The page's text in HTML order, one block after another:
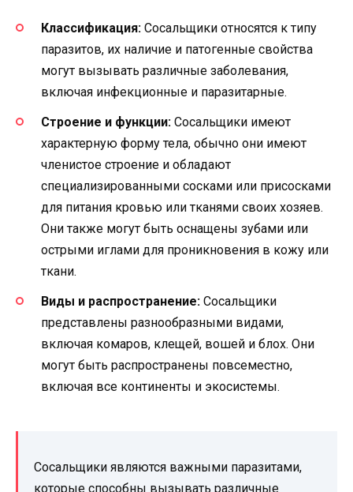
Классификация: Сосальщики относятся к типу
паразитов, их наличие и патогенные свойства
могут вызывать различные заболевания,
включая инфекционные и паразитарные.
Строение и функции: Сосальщики имеют
характерную форму тела, обычно они имеют
членистое строение и обладают
специализированными сосками или присосками
для питания кровью или тканями своих хозяев.
Они также могут быть оснащены зубами или
острыми иглами для проникновения в кожу или
ткани.
Виды и распространение: Сосальщики
представлены разнообразными видами,
включая комаров, клещей, вошей и блох. Они
могут быть распространены повсеместно,
включая все континенты и экосистемы.
Сосальщики являются важными паразитами,
которые способны вызывать различные